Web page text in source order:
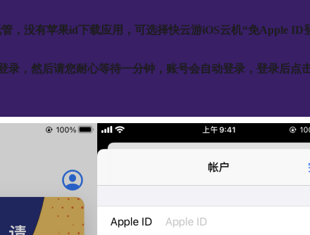
，没有苹果id下载应用，可选择快云游iOS云机“免Apple ID
录，然后请您耐心等待一分钟，账号会自动登录，登录后点